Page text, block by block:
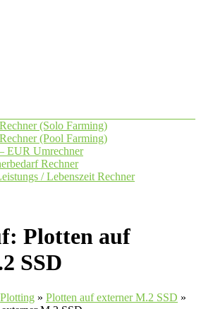
(Solo Farming)
(Pool Farming)
EUR Umrechner
Rechner
/ Lebenszeit Rechner
Plotten auf
SSD
Plotting » Plotten auf externer M.2 SSD »